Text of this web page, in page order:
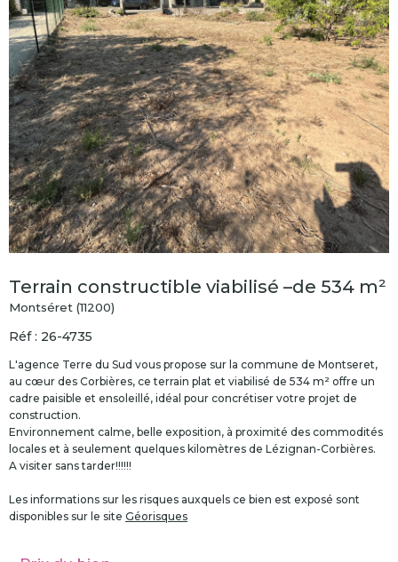
Terrain constructible viabilisé –de 534 m²
Montséret (11200)
Réf : 26-4735
L'agence Terre du Sud vous propose sur la commune de Montseret,
au cœur des Corbières, ce terrain plat et viabilisé de 534 m² offre un
cadre paisible et ensoleillé, idéal pour concrétiser votre projet de
construction.
Environnement calme, belle exposition, à proximité des commodités
locales et à seulement quelques kilomètres de Lézignan-Corbières.
A visiter sans tarder!!!!!!
Les informations sur les risques auxquels ce bien est exposé sont
disponibles sur le site Géorisques